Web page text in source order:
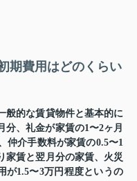
期費用はどのくらい
般的な賃貸物件と基本的に
分、礼金が家賃の1〜2ヶ月
仲介手数料が家賃の0.5〜1
家賃と翌月分の家賃、火災
が1.5〜3万円程度というの